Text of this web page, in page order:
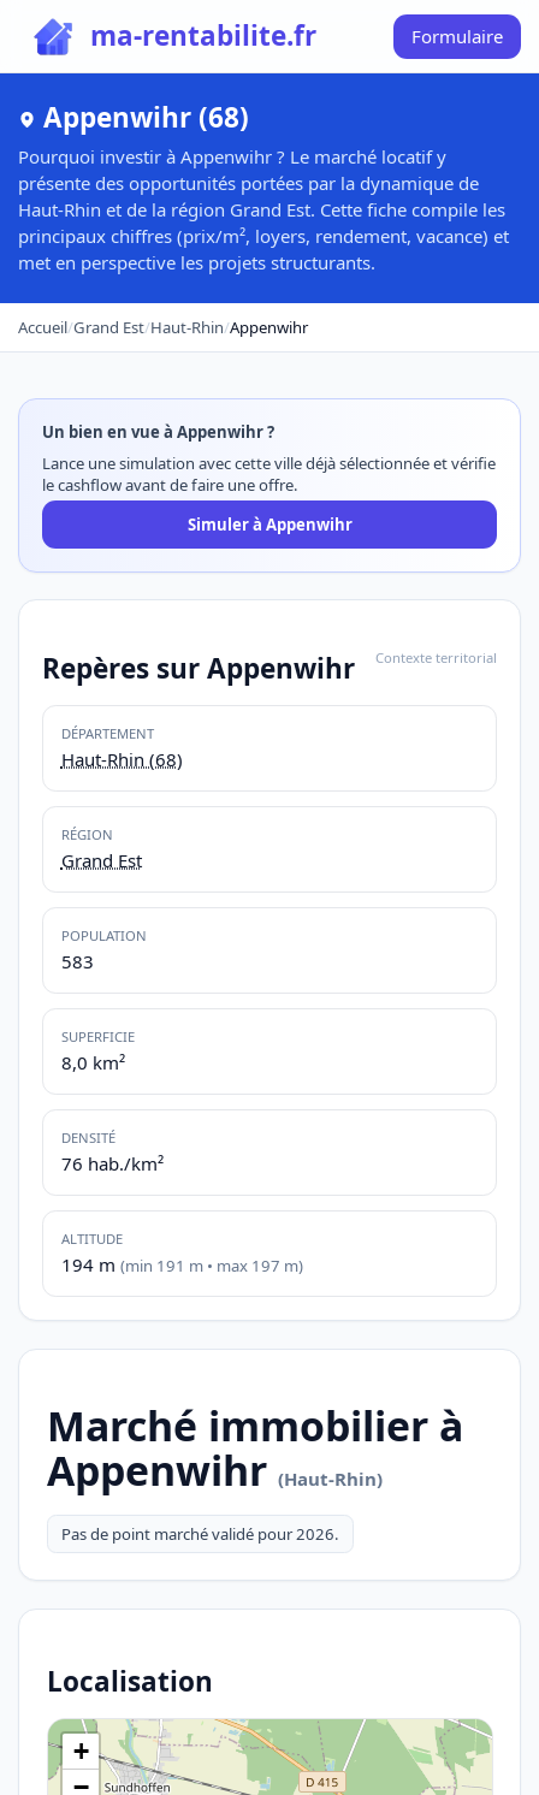
ma-rentabilite.fr Formulaire
Appenwihr (68)
Pourquoi investir à Appenwihr ? Le marché locatif y
présente des opportunités portées par la dynamique de
Haut-Rhin et de la région Grand Est. Cette fiche compile les
principaux chiffres (prix/m², loyers, rendement, vacance) et
met en perspective les projets structurants.
Accueil/Grand Est/Haut-Rhin/Appenwihr
Un bien en vue à Appenwihr ?
Lance une simulation avec cette ville déjà sélectionnée et vérifie
le cashflow avant de faire une offre.
Simuler à Appenwihr
Repères sur Appenwihr Contexte territorial
DÉPARTEMENT
Haut-Rhin (68)
RÉGION
Grand Est
POPULATION
583
SUPERFICIE
8,0 km²
DENSITÉ
76 hab./km²
ALTITUDE
194 m (min 191 m • max 197 m)
Marché immobilier à
Appenwihr (Haut-Rhin)
Pas de point marché validé pour 2026.
Localisation
+
−